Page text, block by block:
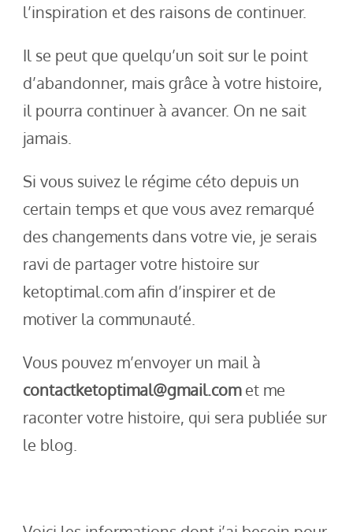
l’inspiration et des raisons de continuer.
Il se peut que quelqu’un soit sur le point
d’abandonner, mais grâce à votre histoire,
il pourra continuer à avancer. On ne sait
jamais.
Si vous suivez le régime céto depuis un
certain temps et que vous avez remarqué
des changements dans votre vie, je serais
ravi de partager votre histoire sur
ketoptimal.com afin d’inspirer et de
motiver la communauté.
Vous pouvez m’envoyer un mail à
contactketoptimal@gmail.comet me
raconter votre histoire, qui sera publiée sur
le blog.